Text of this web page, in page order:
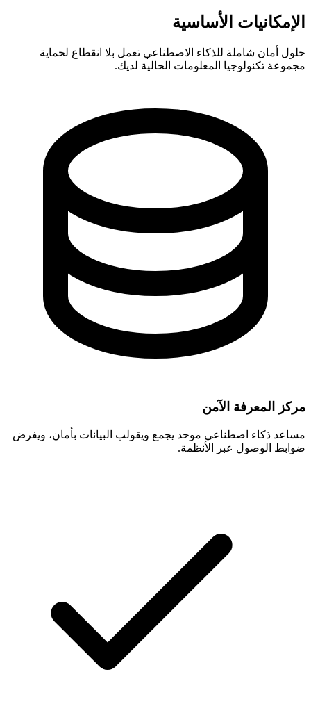
الإمكانيات الأساسية
حلول أمان شاملة للذكاء الاصطناعي تعمل بلا انقطاع لحماية
مجموعة تكنولوجيا المعلومات الحالية لديك.
مركز المعرفة الآمن
مساعد ذكاء اصطناعي موحد يجمع ويقولب البيانات بأمان، ويفرض
ضوابط الوصول عبر الأنظمة.